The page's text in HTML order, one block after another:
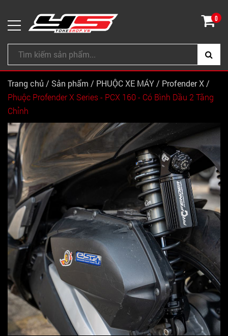
0
Trang chủ / Sản phẩm / PHUỘC XE MÁY / Profender X /
Phuộc Profender X Series - PCX 160 - Có Bình Dầu 2 Tăng
Chỉnh